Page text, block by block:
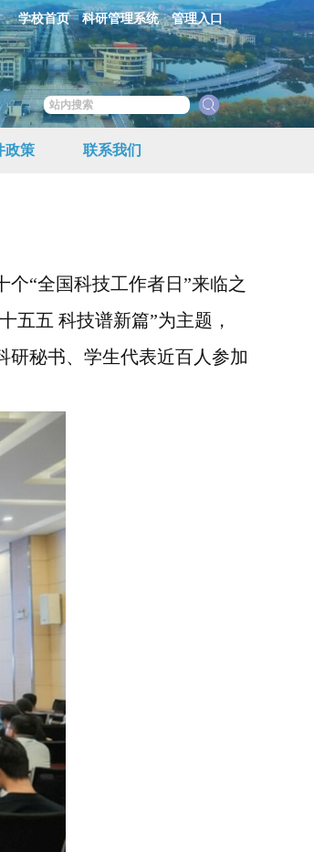
学校首页 科研管理系统 管理入口
政策 联系我们
个“全国科技工作者日”来临之
五五 科技谱新篇”为主题，
研秘书、学生代表近百人参加